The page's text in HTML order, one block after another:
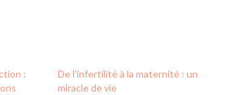
:
De l’infertilité à la maternité : un
miracle de vie